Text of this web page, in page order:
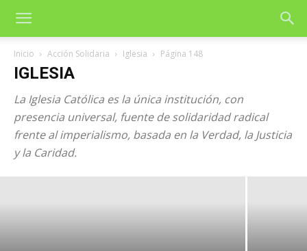
Inicio Acción Solidaria Iglesia Página 148
IGLESIA
La Iglesia Católica es la única institución, con
presencia universal, fuente de solidaridad radical
frente al imperialismo, basada en la Verdad, la Justicia
y la Caridad.
Iglesia católica: Recuperar la dignidad
de los «los intocables» en Bangladés
5 de agosto de 2026